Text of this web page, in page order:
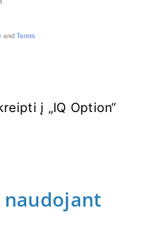
į „IQ Option“